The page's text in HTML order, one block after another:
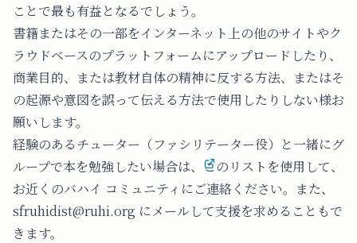
ことで最も有益となるでしょう。
書籍またはその一部をインターネット上の他のサイトやク
ラウドベースのプラットフォームにアップロードしたり、
商業目的、または教材自体の精神に反する方法、またはそ
の起源や意図を誤って伝える方法で使用したりしない様お
願いします。
経験のあるチューター（ファシリテーター役）と一緒にグ
ループで本を勉強したい場合は、 このリストを使用して、
お近くのバハイ コミュニティにご連絡 ください。また、
sfruhidist@ruhi.org にメールして支援を求めることもで
きます。